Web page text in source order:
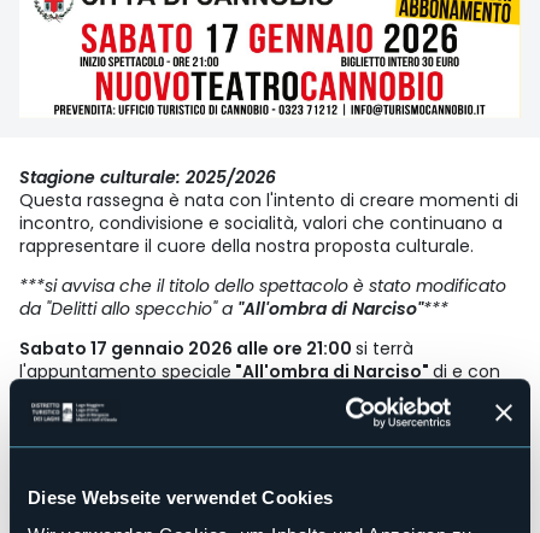
Diese Webseite verwendet Cookies
Stagione culturale: 2025/2026
Questa rassegna è nata con l'intento di creare momenti di
incontro, condivisione e socialità, valori che continuano a
rappresentare il cuore della nostra proposta culturale.
***si avvisa che il titolo dello spettacolo è stato modificato
da "Delitti allo specchio" a "All'ombra di Narciso"***
Sabato 17 gennaio 2026 alle ore 21:00 si terrà
l'appuntamento speciale "All'ombra di Narciso" di e con
Roberta Bruzzone, produzione e organizzazione generale
Artespettacolo srl.
rabbia", ricostruendo con precisione chirurgica il percorso
psicologico ed educativo che ha portato a simili inquietanti